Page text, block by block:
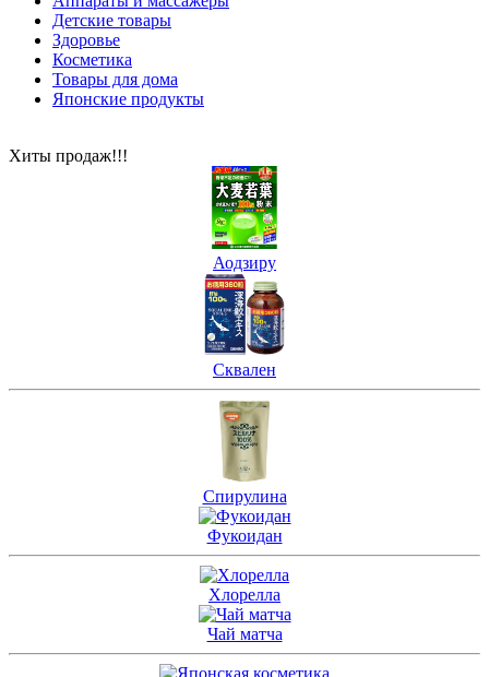
Детские товары
Здоровье
Косметика
Товары для дома
Японские продукты
Хиты продаж!!!
Аодзиру
Сквален
Спирулина
Фукоидан
Хлорелла
Чай матча